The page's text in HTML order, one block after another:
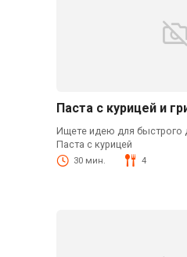
Паста с курицей и
Ищете идею для быстрого
Паста с курицей
30 мин. 4